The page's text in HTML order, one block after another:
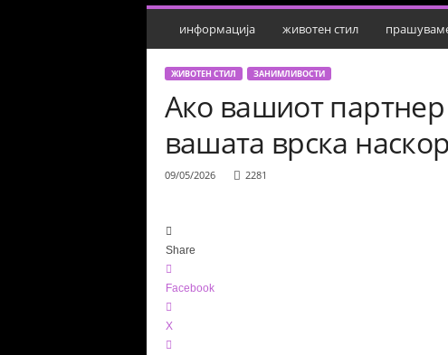
информација животен стил
ЖИВОТЕН СТИЛ ЗАНИМЛИВОСТИ
Ако вашиот партнер
вашата врска
09/05/2026 2281
Share
Facebook
X